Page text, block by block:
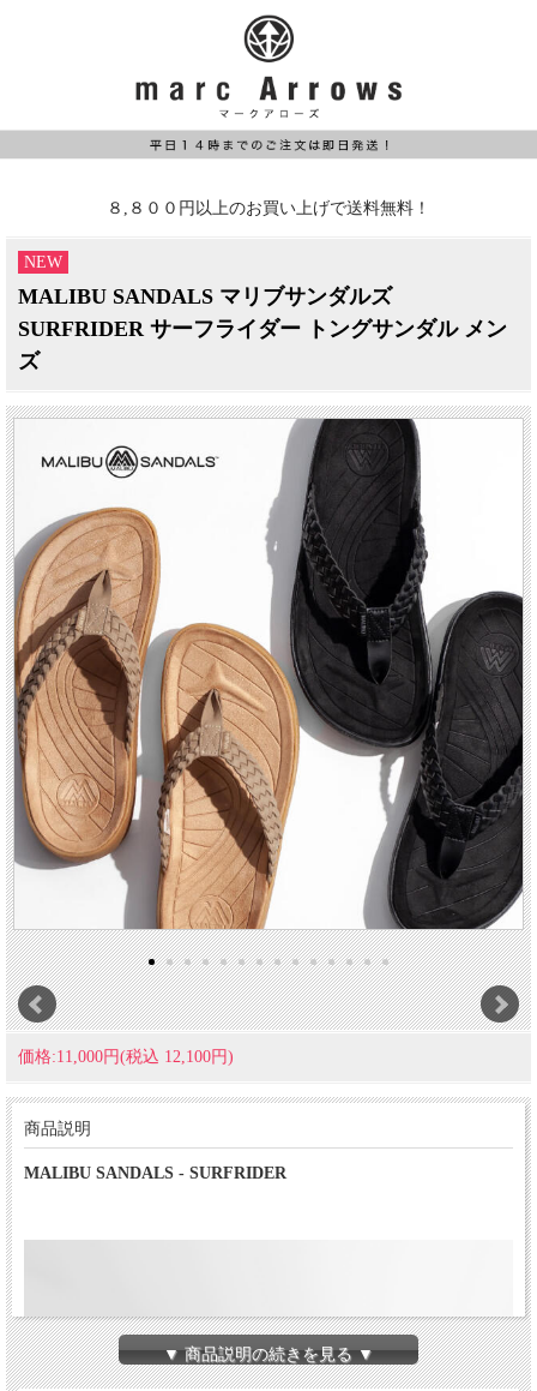
８,８００円以上のお買い上げで送料無料！
NEW
MALIBU SANDALS マリブサンダルズ
SURFRIDER サーフライダー トングサンダル メン
ズ
価格:11,000円(税込 12,100円)
商品説明
MALIBU SANDALS - SURFRIDER
▼ 商品説明の続きを見る ▼